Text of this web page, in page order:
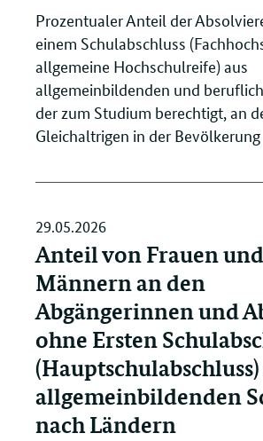
Prozentualer Anteil der
einem Schulabschluss
allgemeine Hochschulreife) aus
allgemeinbildenden und
der zum Studium berechtigt, an
Gleichaltrigen in der Bevölkerung
29.05.2026
Anteil von Frauen und
Männern an den
Abgängerinnen und
ohne Ersten
(Hauptschulabschluss)
allgemeinbildenden
nach Ländern